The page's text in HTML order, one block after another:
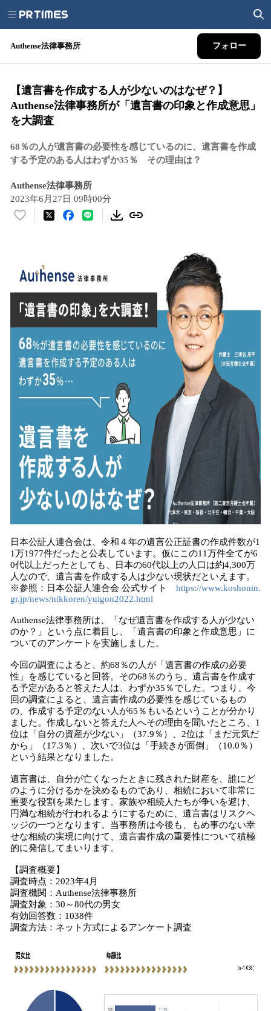
Authense法律事務所 フォロー
【遺言書を作成する人が少ないのはなぜ？】
Authense法律事務所が「遺言書の印象と作成意思」
を大調査
68％の人が遺言書の必要性を感じているのに、遺言書を作成
する予定のある人はわずか35％ その理由は？
Authense法律事務所
2023年6月27日 09時00分
い
数
を
み
み
中
で
す
日本公証人連合会は、令和４年の遺言公正証書の作成件数が1
1万1977件だったと公表しています。仮にこの11万件全てが6
0代以上だったとしても、日本の60代以上の人口は約4,300万
人なので、遺言書を作成する人は少ない現状だといえます。
※参照：日本公証人連合会 公式サイト https://www.koshonin.
gr.jp/news/nikkoren/yuigon2022.html
Authense法律事務所は、「なぜ遺言書を作成する人が少ない
のか？」という点に着目し、「遺言書の印象と作成意思」に
ついてのアンケートを実施しました。
今回の調査によると、約68％の人が「遺言書の作成の必要
性」を感じていると回答。その68％のうち、遺言書を作成す
る予定があると答えた人は、わずか35％でした。つまり、今
回の調査によると、遺言書作成の必要性を感じているもの
の、作成する予定のない人が65％もいるということが分かり
ました。作成しないと答えた人へその理由を聞いたところ、1
位は「自分の資産が少ない」（37.9％）、2位は「まだ元気だ
から」（17.3％）、次いで3位は「手続きが面倒」（10.0％）
という結果となりました。
遺言書は、自分が亡くなったときに残された財産を、誰にど
のように分けるかを決めるものであり、相続において非常に
重要な役割を果たします。家族や相続人たちが争いを避け、
円満な相続が行われるようにするために、遺言書はリスクヘ
ッジの一つとなります。当事務所は今後も、もめ事のない幸
せな相続の実現に向けて、遺言書作成の重要性について積極
的に発信してまいります。
【調査概要】
調査時点：2023年4月
調査機関：Authense法律事務所
調査対象：30～80代の男女
有効回答数：1038件
調査方法：ネット方式によるアンケート調査